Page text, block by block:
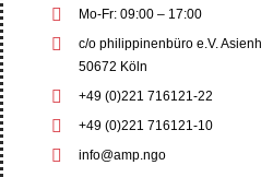
Mo-Fr: 09:00 – 17:00
c/o philippinenbüro e.V.
50672 Köln
+49 (0)221 716121-22
+49 (0)221 716121-10
info@amp.ngo